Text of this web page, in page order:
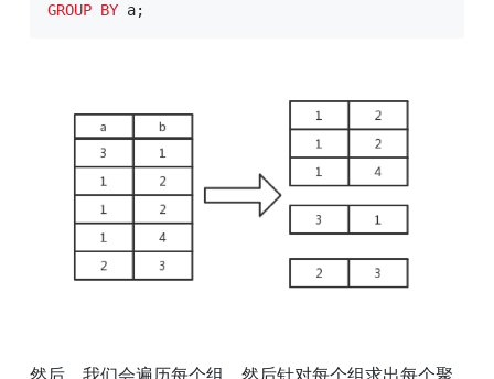
GROUP BY a;
然后，我们会遍历每个组，然后针对每个组求出每个聚